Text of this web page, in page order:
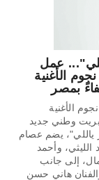
عمل
الأغنية
بمصر
الأغنية
وطني جديد
ياللي"، يضم عصام
الليثي، وأحمد
إلى جانب
والفنان هاني حسن